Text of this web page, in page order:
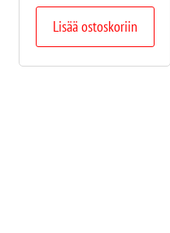
Lisää ostoskoriin